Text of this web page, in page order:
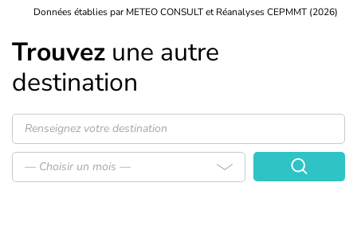
Données établies par METEO CONSULT et Réanalyses CEPMMT (2026)
Trouvez une autre
destination
— Choisir un mois —